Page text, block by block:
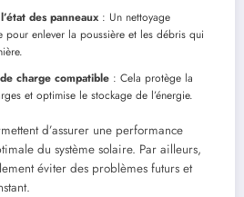
des panneaux : Un nettoyage
pour enlever la poussière et les débris qui
charge compatible : Cela protège la
et optimise le stockage de l’énergie.
d’assurer une performance
du système solaire. Par ailleurs,
éviter des problèmes futurs et